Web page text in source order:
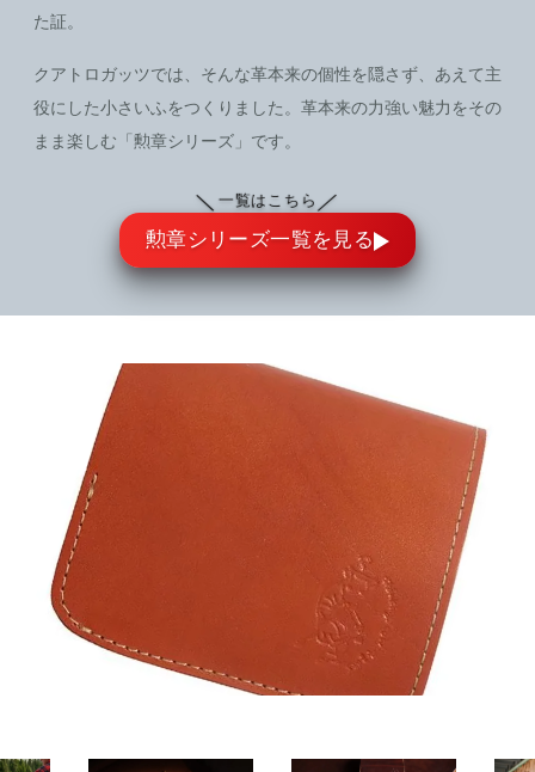
た証。
クアトロガッツでは、そんな革本来の個性を隠さず、あえて主
役にした小さいふをつくりました。革本来の力強い魅力をその
まま楽しむ「勲章シリーズ」です。
＼ 一覧はこちら ／
勲章シリーズ一覧を見る